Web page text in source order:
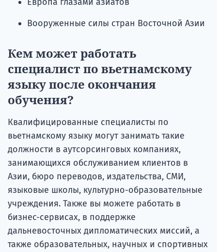
Вооруженные силы стран Восточной Азии
Кем может работать
специалист по вьетнамскому
языку после окончания
обучения?
Квалифицированные специалисты по
вьетнамскому языку могут занимать такие
должности в аутсорсинговых компаниях,
занимающихся обслуживанием клиентов в
Азии, бюро переводов, издательства, СМИ,
языковые школы, культурно-образовательные
учреждения. Также вы можете работать в
бизнес-сервисах, в поддержке
дальневосточных дипломатических миссий, а
также образовательных, научных и спортивных